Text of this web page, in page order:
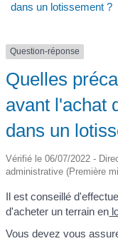
dans un lotissement ?
Question-réponse
Quelles
avant l'achat
dans un
Vérifié le 06/07/2022 -
administrative (Première
Il est conseillé
d'acheter un terrain en
Vous devez vous